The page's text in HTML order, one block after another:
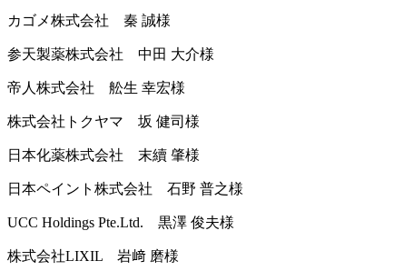
カゴメ株式会社 秦 誠様
参天製薬株式会社 中田 大介様
帝人株式会社 舩生 幸宏様
株式会社トクヤマ 坂 健司様
日本化薬株式会社 末續 肇様
日本ペイント株式会社 石野 普之様
UCC Holdings Pte.Ltd. 黒澤 俊夫様
株式会社LIXIL 岩﨑 磨様